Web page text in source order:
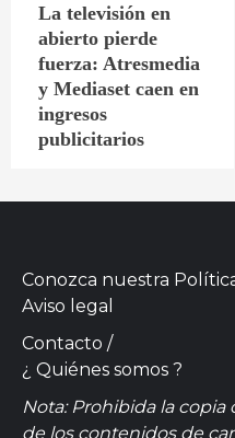
La televisión en
abierto pierde
fuerza: Atresmedia
y Mediaset caen en
ingresos
publicitarios
Conozca nuestra
Aviso legal
Contacto /
¿ Quiénes somos ?
Nota: Prohibida la
de los contenidos de